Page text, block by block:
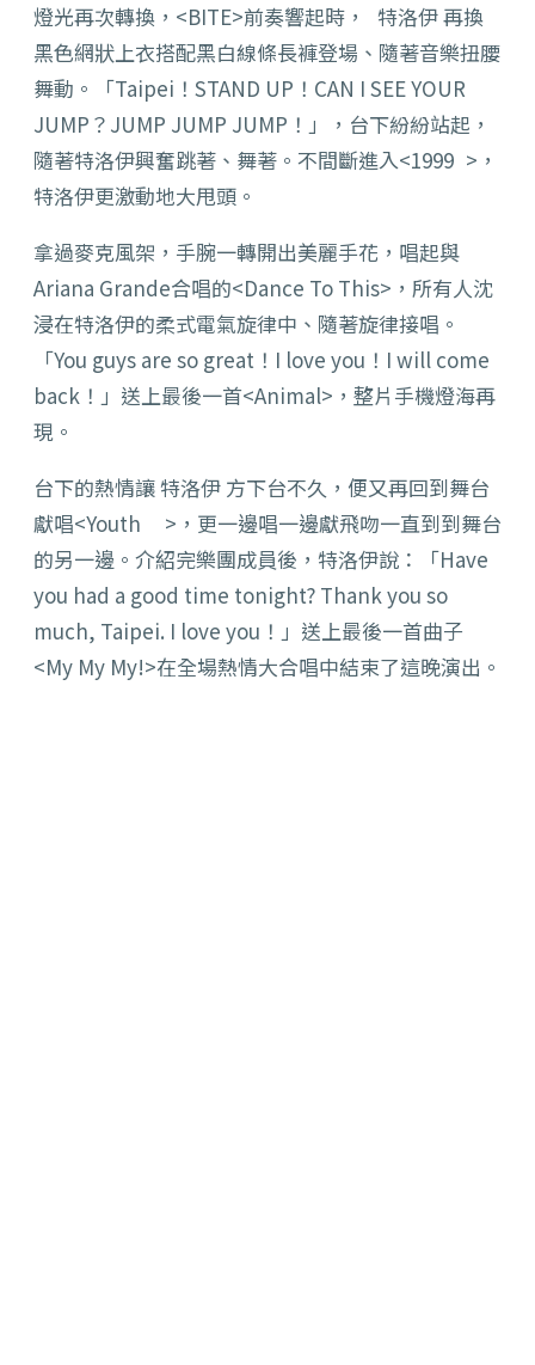
燈光再次轉換，<BITE>前奏響起時， 特洛伊 再換
黑色網狀上衣搭配黑白線條長褲登場、隨著音樂扭腰
舞動。「Taipei！STAND UP！CAN I SEE YOUR
JUMP？JUMP JUMP JUMP！」，台下紛紛站起，
隨著特洛伊興奮跳著、舞著。不間斷進入<1999 >，
特洛伊更激動地大甩頭。
拿過麥克風架，手腕一轉開出美麗手花，唱起與
Ariana Grande合唱的<Dance To This>，所有人沈
浸在特洛伊的柔式電氣旋律中、隨著旋律接唱。
「You guys are so great！I love you！I will come
back！」送上最後一首<Animal>，整片手機燈海再
現。
台下的熱情讓 特洛伊 方下台不久，便又再回到舞台
獻唱<Youth >，更一邊唱一邊獻飛吻一直到到舞台
的另一邊。介紹完樂團成員後，特洛伊說：「Have
you had a good time tonight? Thank you so
much, Taipei. I love you！」送上最後一首曲子
<My My My!>在全場熱情大合唱中結束了這晚演出。